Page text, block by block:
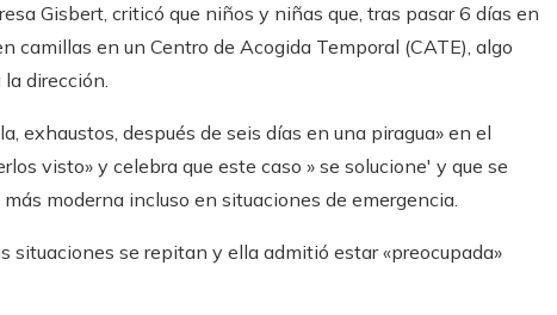
Gisbert, criticó que niños y niñas que, tras pasar 6 días en
camillas en un Centro de Acogida Temporal (CATE), algo
la dirección.
exhaustos, después de seis días en una piragua» en el
visto» y celebra que este caso » se solucione' y que se
moderna incluso en situaciones de emergencia.
situaciones se repitan y ella admitió estar «preocupada»